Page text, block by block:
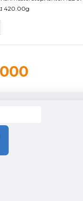
420.00g